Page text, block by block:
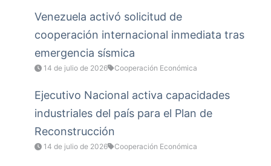
Venezuela activó solicitud de
cooperación internacional inmediata tras
emergencia sísmica
14 de julio de 2026 Cooperación Económica
Ejecutivo Nacional activa capacidades
industriales del país para el Plan de
Reconstrucción
14 de julio de 2026 Cooperación Económica